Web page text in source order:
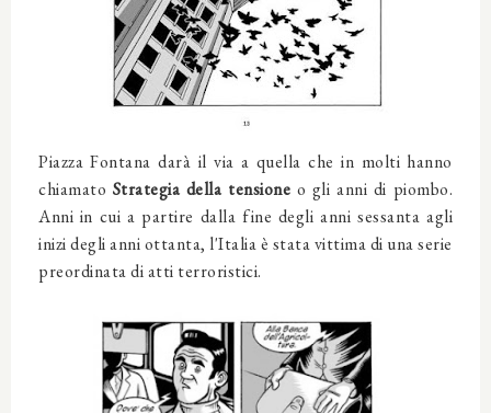
Piazza Fontana darà il via a quella che in molti hanno
chiamato Strategia della tensione o gli anni di piombo.
Anni in cui a partire dalla fine degli anni sessanta agli
inizi degli anni ottanta, l'Italia è stata vittima di una serie
preordinata di atti terroristici.